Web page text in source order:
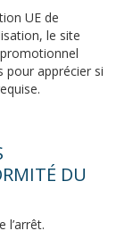
UE de
le site
pour apprécier si
DU
l’arrêt.